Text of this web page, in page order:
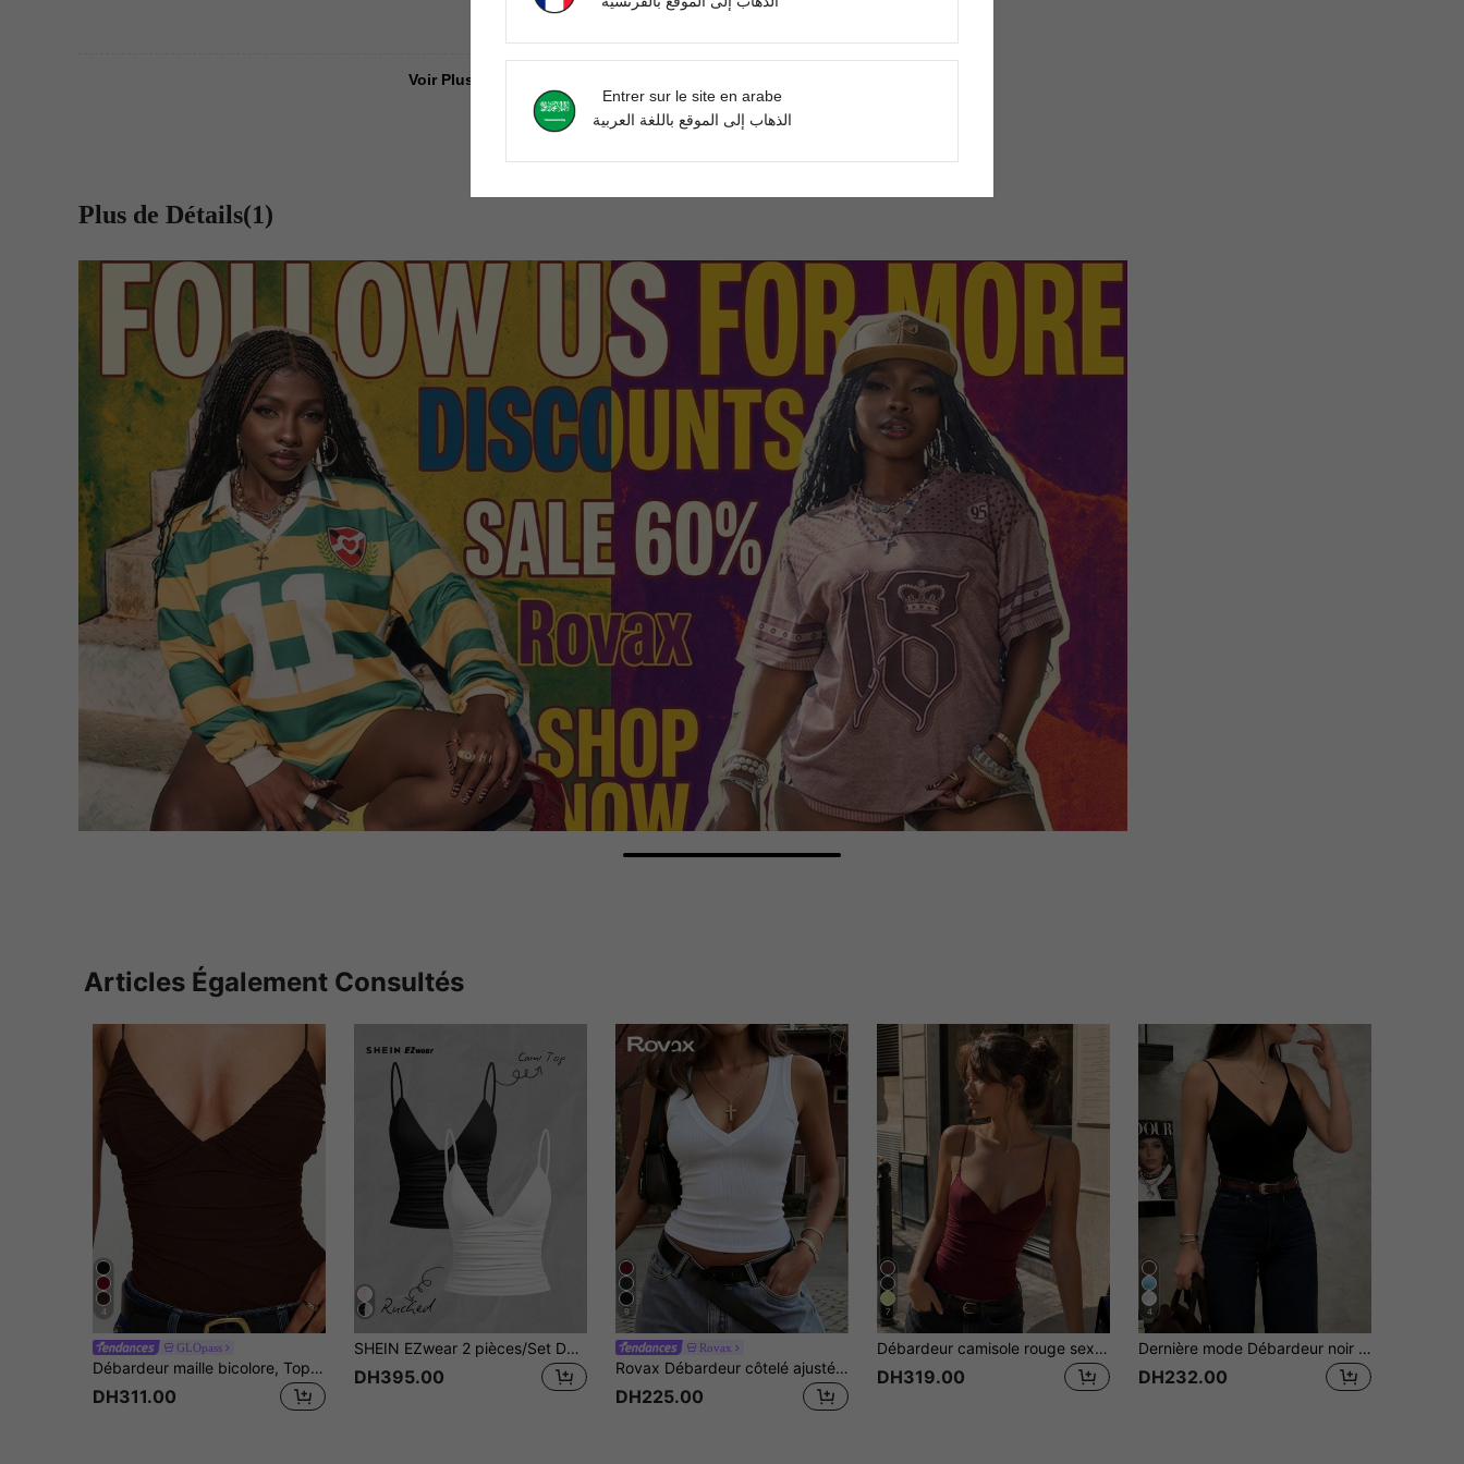
Voir Plus D'avis
Plus de Détails(1)
Articles Également Consultés
4
GLOpass
Débardeur maille bicolore, Top de réservoir d'été décontracté à haute élasticité
DH311.00
SHEIN EZwear 2 pièces/Set Débardeur skinny plissé décontracté pour femme, adapté pour l'été
DH395.00
9
Rovax
Rovax Débardeur côtelé ajusté de couleur unie à col en V régulier
DH225.00
7
Débardeur camisole rouge sexy pour femmes, top brassière à la mode style Y2K dos nu sans manches, camisole élégante décontractée pour l'été
DH319.00
4
Dernière mode Débardeur noir décontracté Style élégant Festival Plage Pour femmes Pays Pour femmes Été
DH232.00
Entrer sur le site en arabe
الذهاب إلى الموقع باللغة العربية